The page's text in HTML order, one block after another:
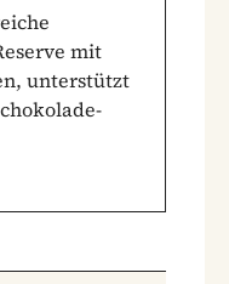
mit
unterstützt